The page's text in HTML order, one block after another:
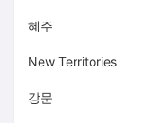
혜주
New Territories
강문